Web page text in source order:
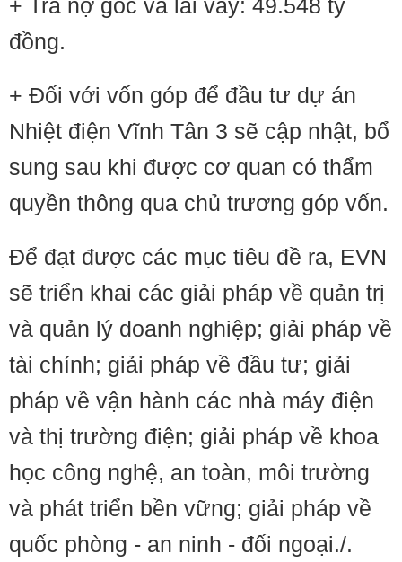
+ Trả nợ gốc và lãi vay: 49.548 tỷ
đồng.
+ Đối với vốn góp để đầu tư dự án
Nhiệt điện Vĩnh Tân 3 sẽ cập nhật, bổ
sung sau khi được cơ quan có thẩm
quyền thông qua chủ trương góp vốn.
Để đạt được các mục tiêu đề ra, EVN
sẽ triển khai các giải pháp về quản trị
và quản lý doanh nghiệp; giải pháp về
tài chính; giải pháp về đầu tư; giải
pháp về vận hành các nhà máy điện
và thị trường điện; giải pháp về khoa
học công nghệ, an toàn, môi trường
và phát triển bền vững; giải pháp về
quốc phòng - an ninh - đối ngoại./.